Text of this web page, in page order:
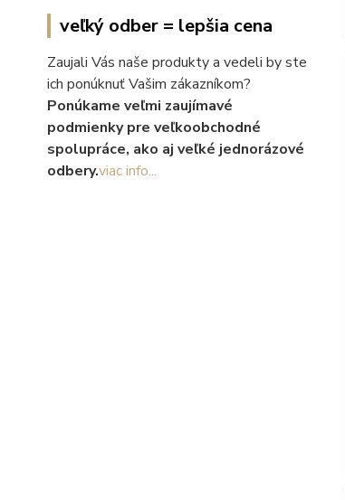
veľký odber = lepšia cena
Zaujali Vás naše produkty a vedeli by ste
ich ponúknuť Vašim zákazníkom?
Ponúkame veľmi zaujímavé
podmienky pre veľkoobchodné
spolupráce, ako aj veľké jednorázové
odbery.viac info...